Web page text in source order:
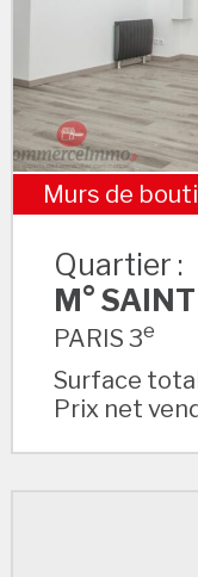
Murs de
Quartier :
M°
PARIS 3e
Surface
Prix net